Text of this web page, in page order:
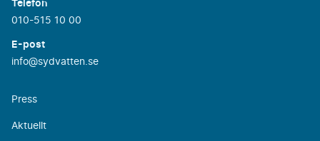
Telefon
010-515 10 00
E-post
info@sydvatten.se
Press
Aktuellt